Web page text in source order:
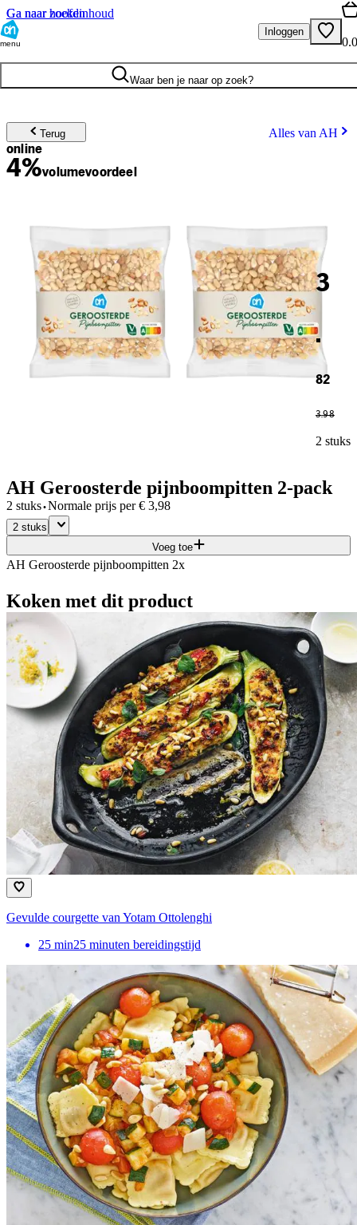
Ga naar hoofdinhoud
Ga naar zoeken
menu
Inloggen
Waar ben je naar op zoek?
Terug Alles van AH
online
4%volumevoordeel
3
.
82
3.98
2 stuks
AH Geroosterde pijnboompitten 2-pack
2 stuks·Normale prijs per € 3,98
2 stuks
Voeg toe
AH Geroosterde pijnboompitten 2x
Koken met dit product
Gevulde courgette van Yotam Ottolenghi
25 min25 minuten bereidingstijd